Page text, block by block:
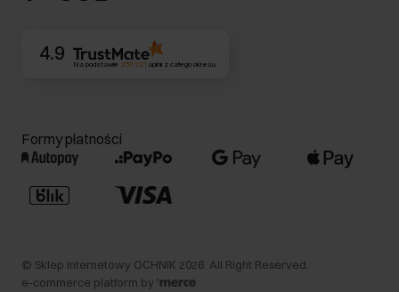
4.9
Na podstawie 357 221 opinii z całego okresu
Formy płatności
© Sklep internetowy OCHNIK 2026 . All Right Reserved.
e-commerce platform by